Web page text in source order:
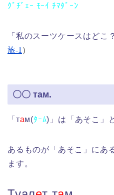
ｸﾞﾁﾞｪｰ ﾓｰｲ ﾁﾏﾀﾞｰﾝ
「私のスーツケースはどこ
旅-1 ）
〇〇 там.
「там(ﾀｰﾑ)」は「あそこ」
あるものが「あそこ」にあ
ます。